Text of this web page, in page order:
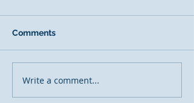
Comments
Write a comment...